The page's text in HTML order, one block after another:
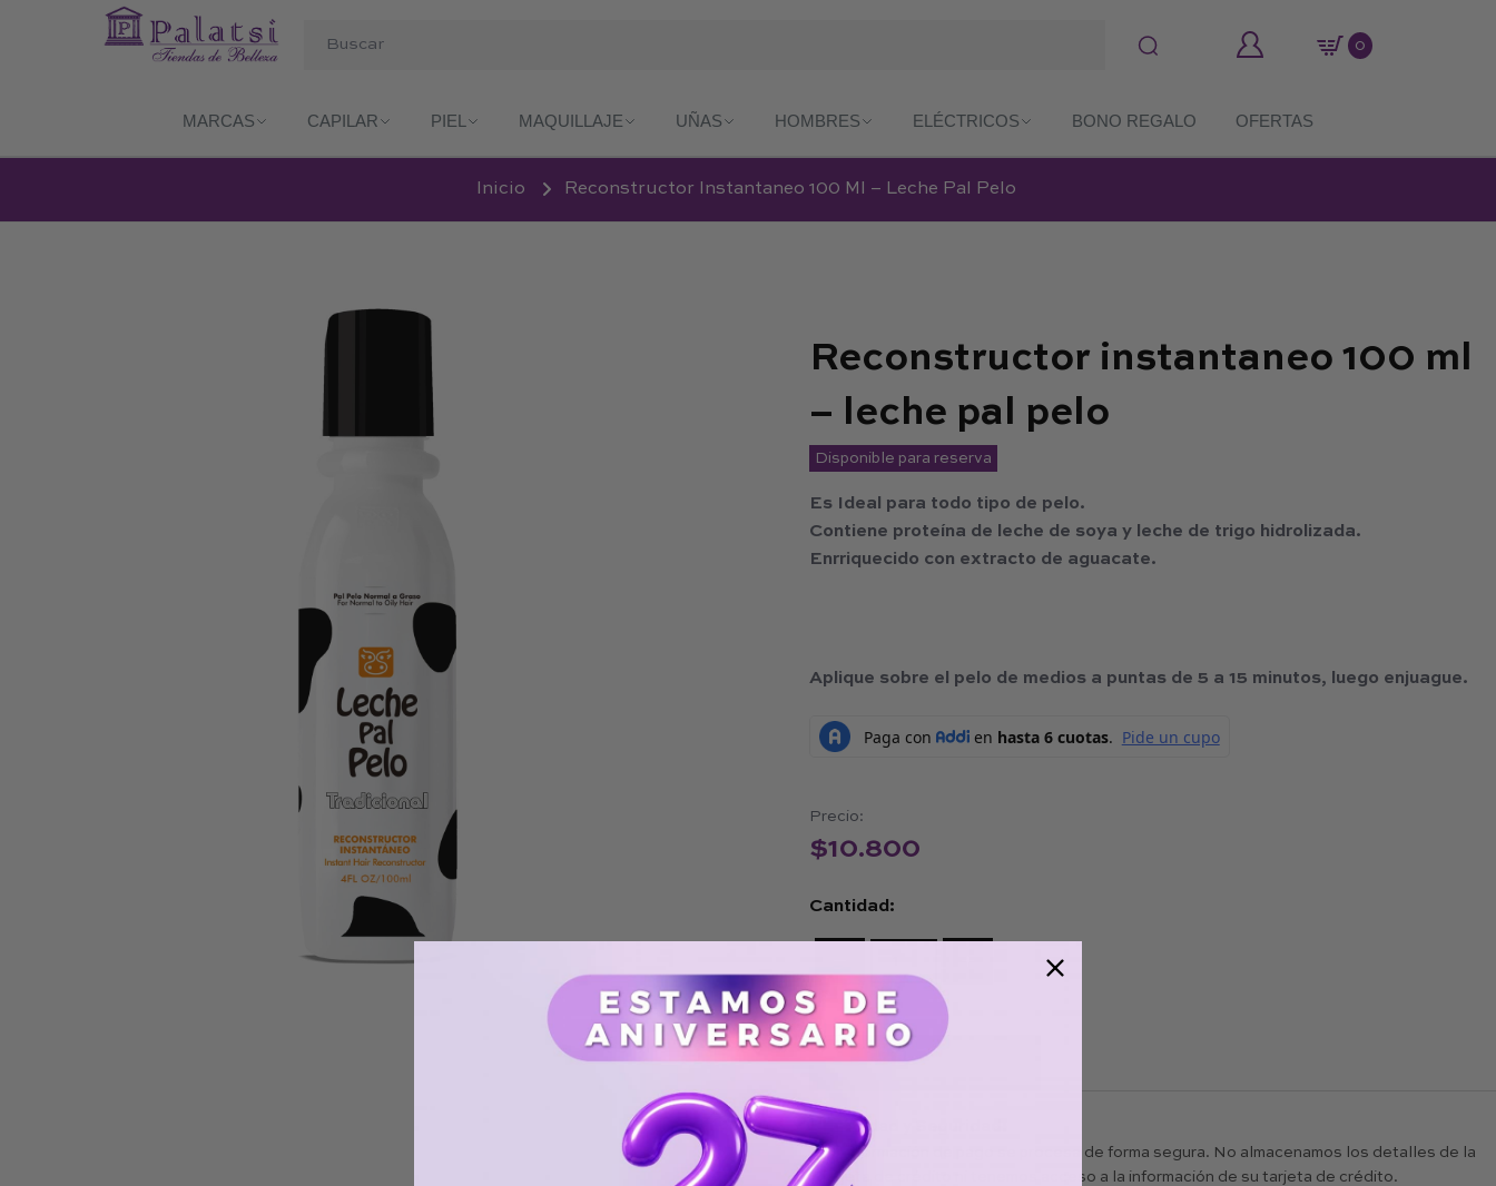
0
MARCAS CAPILAR PIEL MAQUILLAJE UÑAS HOMBRES ELÉCTRICOS BONO REGALO OFERTAS
Inicio Reconstructor Instantaneo 100 Ml – Leche Pal Pelo
Reconstructor instantaneo 100 ml
– leche pal pelo
Disponible para reserva
Es Ideal para todo tipo de pelo.
Contiene proteína de leche de soya y leche de trigo hidrolizada.
Enrriquecido con extracto de aguacate.
Aplique sobre el pelo de medios a puntas de 5 a 15 minutos, luego enjuague.
Precio:
$10.800
Cantidad:
Privacidad y Seguridad:
Su información de pago se procesa de forma segura. No almacenamos los detalles de la
tarjeta de crédito ni tenemos acceso a la información de su tarjeta de crédito.